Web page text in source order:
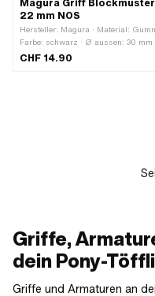
Magura Griff Blockmuster
22 mm NOS
Hersteller: Magura · Material:
Farbe: schwarz · Ø aussen: 30 mm
Ø aussen: 47.7 mm · Ø innen: 22
CHF 14.90
Griffe,
dein Pony-Töffli
Griffe und Armaturen an